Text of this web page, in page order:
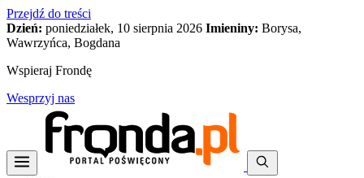
Przejdź do treści
Dzień: poniedziałek, 10 sierpnia 2026 Imieniny: Borysa,
Wawrzyńca, Bogdana
Wspieraj Frondę
Wesprzyj nas